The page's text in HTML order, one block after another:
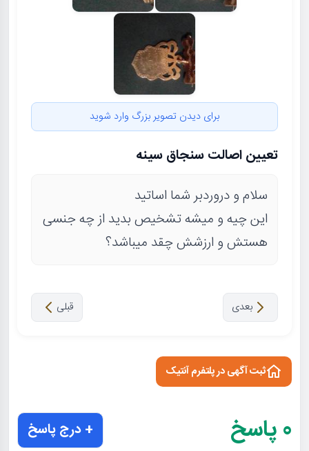
برای دیدن تصویر بزرگ وارد شوید
تعیین اصالت سنجاق سینه
سلام و دروردبر شما اساتید
این چیه و میشه تشخیص بدید از چه جنسی
هستش و ارزشش چقد میباشد؟
قبلی بعدی
ثبت آگهی در پلتفرم آنتیک
0پاسخ + درج پاسخ